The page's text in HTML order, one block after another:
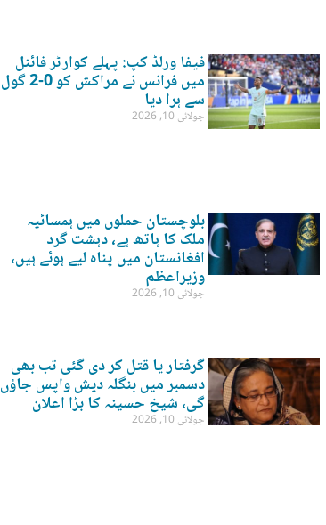
فیفا ورلڈ کپ: پہلے کوارٹر فائنل
میں فرانس نے مراکش کو 0-2 گول
سے ہرا دیا
جولائی 10, 2026
بلوچستان حملوں میں ہمسائیہ
ملک کا ہاتھ ہے، دہشت گرد
افغانستان میں پناہ لیے ہوئے ہیں،
وزیراعظم
جولائی 10, 2026
گرفتار یا قتل کر دی گئی تب بھی
دسمبر میں بنگلہ دیش واپس جاؤں
گی، شیخ حسینہ کا بڑا اعلان
جولائی 10, 2026